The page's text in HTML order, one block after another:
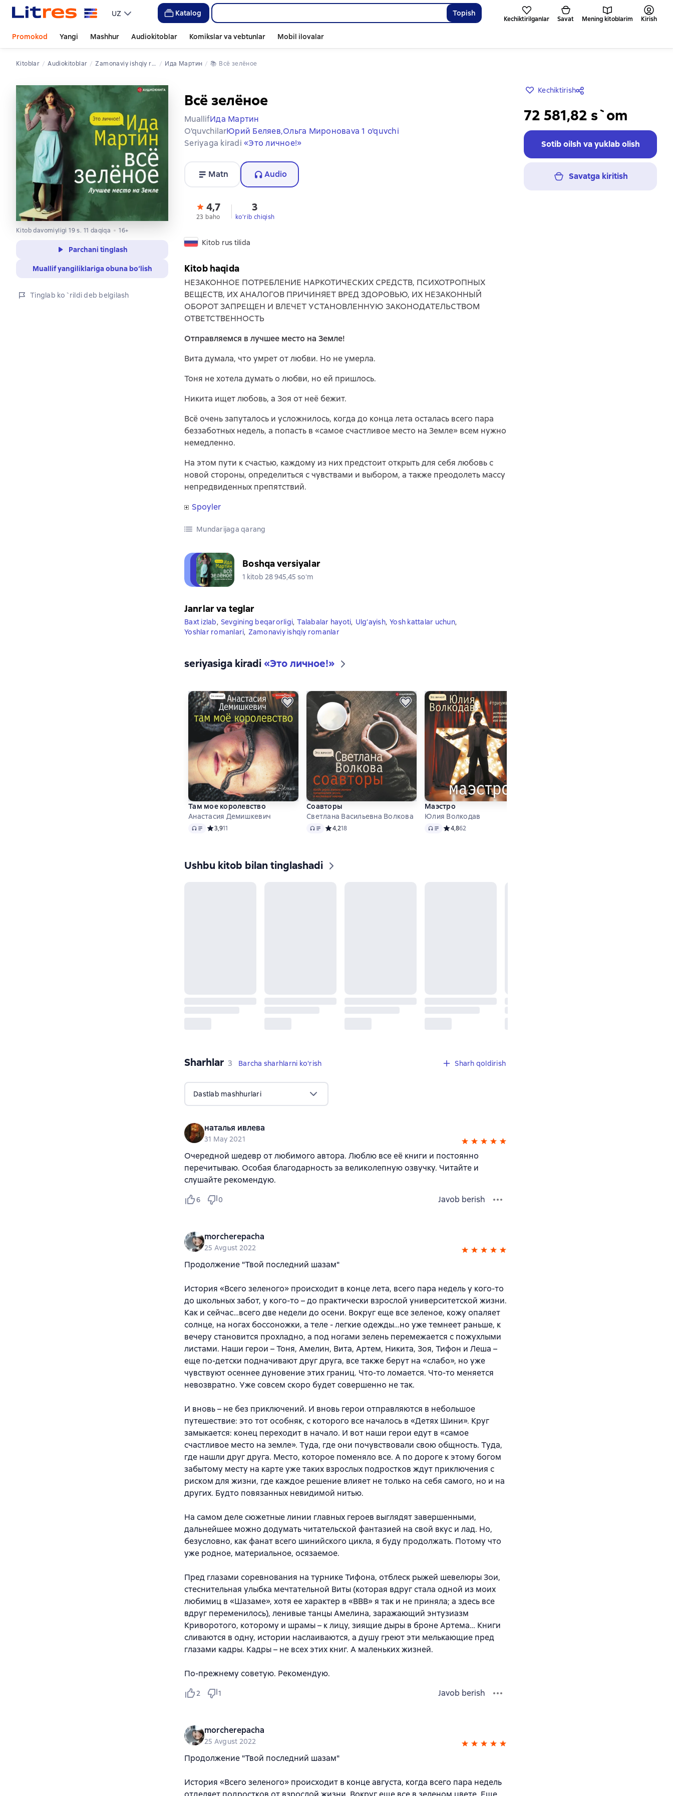
UZ Katalog Topish
Kechiktirilganlar Savat Mening kitoblarim Kirish
Promokod Yangi Mashhur Audiokitoblar Komikslar va vebtunlar Mobil ilovalar
Kitoblar Audiokitoblar zamonaviy ishqiy romanlar Ида Мартин 📚 Всё зелёное
Kitob davomiyligi 19 s. 11 daqiqa 16+
Parchani tinglash
Muallif yangiliklariga obuna bo‘lish
Tinglab ko`rildi deb belgilash
Всё зелёное
MuallifИда Мартин
O'quvchilarЮрий Беляев,Ольга Мироноваva 1 o'quvchi
Seriyaga kiradi «Это личное!»
Matn Audio
4,7
23 baho
3
ko'rib chiqish
Kitob rus tilida
Kechiktirish
72 581,82 s`om
Sotib oilsh va yuklab olish
Savatga kiritish
Kitob haqida
НЕЗАКОННОЕ ПОТРЕБЛЕНИЕ НАРКОТИЧЕСКИХ СРЕДСТВ, ПСИХОТРОПНЫХ
ВЕЩЕСТВ, ИХ АНАЛОГОВ ПРИЧИНЯЕТ ВРЕД ЗДОРОВЬЮ, ИХ НЕЗАКОННЫЙ
ОБОРОТ ЗАПРЕЩЕН И ВЛЕЧЕТ УСТАНОВЛЕННУЮ ЗАКОНОДАТЕЛЬСТВОМ
ОТВЕТСТВЕННОСТЬ
Отправляемся в лучшее место на Земле!
Вита думала, что умрет от любви. Но не умерла.
Тоня не хотела думать о любви, но ей пришлось.
Никита ищет любовь, а Зоя от неё бежит.
Всё очень запуталось и усложнилось, когда до конца лета осталась всего пара
беззаботных недель, а попасть в «самое счастливое место на Земле» всем нужно
немедленно.
На этом пути к счастью, каждому из них предстоит открыть для себя любовь с
новой стороны, определиться с чувствами и выбором, а также преодолеть массу
непредвиденных препятствий.
Spoyler
Mundarijaga qarang
Boshqa versiyalar
1 kitob 28 945,45 soʻm
Janrlar va teglar
Baxt izlab, Sevgining beqarorligi, Talabalar hayoti, Ulg‘ayish, Yosh kattalar uchun,
Yoshlar romanlari, Zamonaviy ishqiy romanlar
seriyasiga kiradi«Это личное!»
Там мое королевство
Анастасия Демишкевич
Audio Средний рейтинг 3,9 на основе 11 оценок
3,911
Соавторы
Светлана Васильевна Волкова
Audio Средний рейтинг 4,2 на основе 18 оценок
4,218
Маэстро
Юлия Волкодав
Audio Средний рейтинг 4,8 на основе 62 оценок
4,862
Ushbu kitob bilan tinglashadi
Sharhlar 3 sharhlar
3 Barcha sharhlarni ko'rish Sharh qoldirish
Dastlab mashhurlari
наталья ивлева
31 May 2021
Очередной шедевр от любимого автора. Люблю все её книги и постоянно
перечитываю. Особая благодарность за великолепную озвучку. Читайте и
слушайте рекомендую.
6 0 Javob berish
morcherepacha
25 Avgust 2022
Продолжение "Твой последний шазам"
История «Всего зеленого» происходит в конце лета, всего пара недель у кого-то
до школьных забот, у кого-то – до практически взрослой университетской жизни.
Как и сейчас…всего две недели до осени. Вокруг еще все зеленое, кожу опаляет
солнце, на ногах боссоножки, а теле - легкие одежды…но уже темнеет раньше, к
вечеру становится прохладно, а под ногами зелень перемежается с пожухлыми
листами. Наши герои – Тоня, Амелин, Вита, Артем, Никита, Зоя, Тифон и Леша –
еще по-детски подначивают друг друга, все также берут на «слабо», но уже
чувствуют осеннее дуновение этих границ. Что-то ломается. Что-то меняется
невозвратно. Уже совсем скоро будет совершенно не так.
И вновь – не без приключений. И вновь герои отправляются в небольшое
путешествие: это тот особняк, с которого все началось в «Детях Шини». Круг
замыкается: конец переходит в начало. И вот наши герои едут в «самое
счастливое место на земле». Туда, где они почувствовали свою общность. Туда,
где нашли друг друга. Место, которое поменяло все. А по дороге к этому богом
забытому месту на карте уже таких взрослых подростков ждут приключения с
риском для жизни, где каждое решение влияет не только на себя самого, но и на
других. Будто повязанных невидимой нитью.
На самом деле сюжетные линии главных героев выглядят завершенными,
дальнейшее можно додумать читательской фантазией на свой вкус и лад. Но,
безусловно, как фанат всего шинийского цикла, я буду продолжать. Потому что
уже родное, материальное, осязаемое.
Пред глазами соревнования на турнике Тифона, отблеск рыжей шевелюры Зои,
стеснительная улыбка мечтательной Виты (которая вдруг стала одной из моих
любимиц в «Шазаме», хотя ее характер в «ВВВ» я так и не приняла; а здесь все
вдруг переменилось), ленивые танцы Амелина, заражающий энтузиазм
Криворотого, которому и шрамы – к лицу, зиящие дыры в броне Артема… Книги
сливаются в одну, истории наслаиваются, а душу греют эти мелькающие пред
глазами кадры. Кадры – не всех этих книг. А маленьких жизней.
По-прежнему советую. Рекомендую.
2 1 Javob berish
morcherepacha
25 Avgust 2022
Продолжение "Твой последний шазам"
История «Всего зеленого» происходит в конце августа, когда всего пара недель